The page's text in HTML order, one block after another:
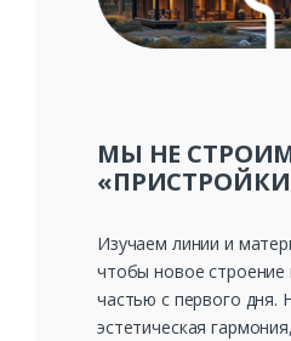
МЫ НЕ
Изучаем линии и
чтобы новое строение
частью с первого
эстетическая